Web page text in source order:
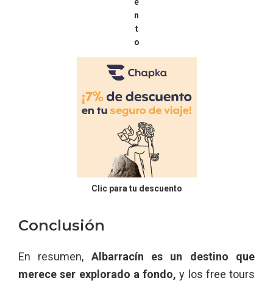
e
n
t
o
Clic para tu descuento
Conclusión
En resumen, Albarracín es un destino que
merece ser explorado a fondo, y los free tours